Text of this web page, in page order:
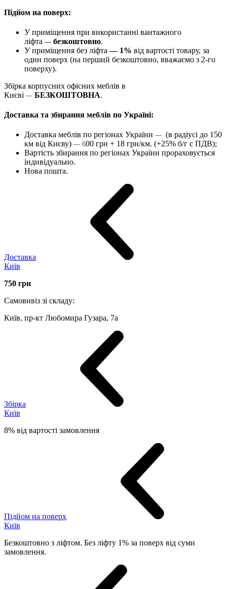
Підйом на поверх:
У приміщення при використанні вантажного
ліфта — безкоштовно.
У приміщення без ліфта— 1% від вартості товару, за
один поверх (на перший безкоштовно, вважаємо з 2-го
поверху).
Збірка корпусних офісних меблів в
Києві — БЕЗКОШТОВНА.
Доставка та збирання меблів по Україні:
Доставка меблів по регіонах України — (в радіусі до 150
км від Києву) — 600 грн + 18 грн/км. (+25% б/г с ПДВ);
Вартість збирання по регіонах України прораховується
індивідуально.
Нова пошта.
Доставка
Київ
750 грн
Самовивіз зі складу:
Київ, пр-кт Любомира Гузара, 7а
Збірка
Київ
8% від вартості замовлення
Підйом на поверх
Київ
Безкоштовно з ліфтом. Без ліфту 1% за поверх від суми
замовлення.